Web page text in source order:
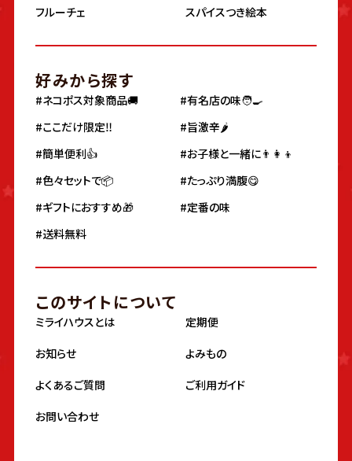
フルーチェ
スパイスつき絵本
好みから探す
#ネコポス対象商品🚚
#有名店の味🧑‍🍳
#ここだけ限定‼️
#旨激辛🌶
#簡単便利👍
#お子様と一緒に👨‍👩‍👦
#色々セットで📦
#たっぷり満腹😋
#ギフトにおすすめ🎁
#定番の味
#送料無料
このサイトについて
ミライハウスとは
定期便
お知らせ
よみもの
よくあるご質問
ご利用ガイド
お問い合わせ